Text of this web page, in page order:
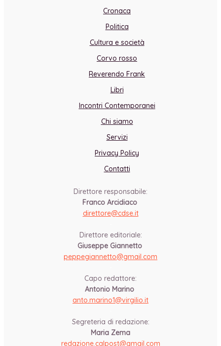
Cronaca
Politica
Cultura e società
Corvo rosso
Reverendo Frank
Libri
Incontri Contemporanei
Chi siamo
Servizi
Privacy Policy
Contatti
Direttore responsabile:
Franco Arcidiaco
direttore@cdse.it
Direttore editoriale:
Giuseppe Giannetto
peppegiannetto@gmail.com
Capo redattore:
Antonio Marino
anto.marino1@virgilio.it
Segreteria di redazione:
Maria Zema
redazione.calpost@gmail.com